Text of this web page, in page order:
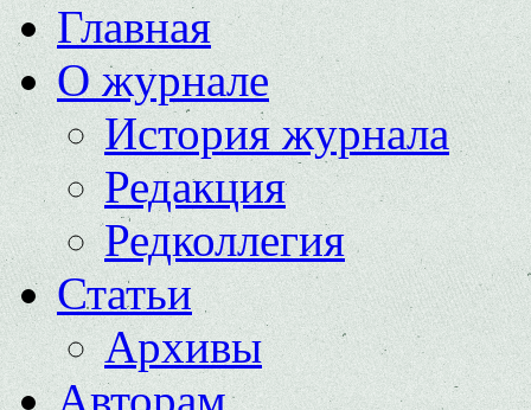
Главная
О журнале
История журнала
Редакция
Редколлегия
Статьи
Архивы